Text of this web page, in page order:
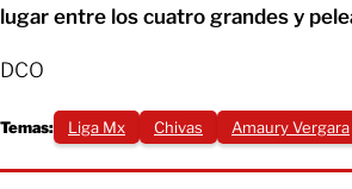
lugar entre los cuatro grandes y
DCO
Temas: Liga Mx Chivas Amaury Vergara